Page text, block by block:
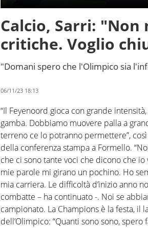
Calcio, Sarri:
critiche. Voglio
"Domani spero che l'Olimpico sia
06/11/23 18:13
“Il Feyenoord gioca con grande
gamba. Dobbiamo muovere palla a
terreno ce lo potranno permettere”,
della conferenza stampa a Formello.
che ci sono tante voci che dicono che
mie parole mi girano un pochino. Ho
mia carriera. Le difficoltà d’inizio anno
combatte – ha continuato -. Noi se
campionato. La Champions è la festa, il
dell’Olimpico: “Quanti sono sono, spero